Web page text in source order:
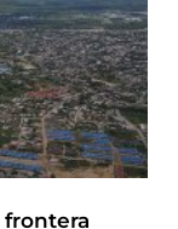
frontera